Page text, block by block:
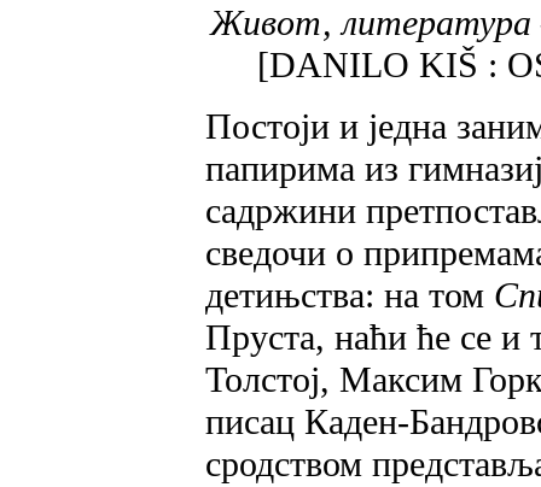
Живот, литература
[DANILO KIŠ :
Постоји и једна
папирима из
садржини
сведочи о
детињства: на том
Пруста, наћи ће се и
Толстој, Максим
писац Каден-
сродством